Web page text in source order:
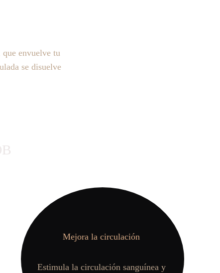
que envuelve tu
se disuelve
Mejora la circulación
Estimula la circulación sanguínea y